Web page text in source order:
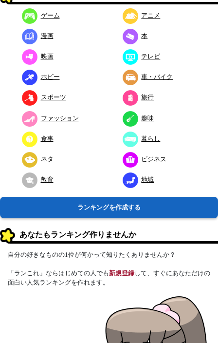
ゲーム アニメ
漫画 本
映画 テレビ
ホビー 車・バイク
スポーツ 旅行
ファッション 趣味
食事 暮らし
ネタ ビジネス
教育 地域
ランキングを作成する
あなたもランキング作りませんか
自分の好きなものの1位が何かって知りたくありませんか？
「ランこれ」ならはじめての人でも新規登録して、すぐにあなただけの
面白い人気ランキングを作れます。